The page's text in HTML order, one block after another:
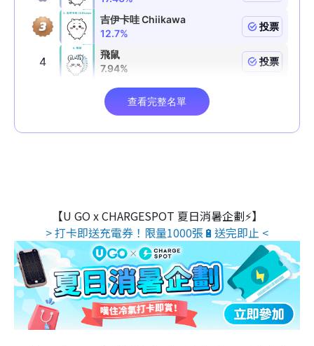
【U GO x CHARGESPOT 夏日消暑企劃⚡】
> 打卡即送充電券！限量1000張🔋送完即止 <